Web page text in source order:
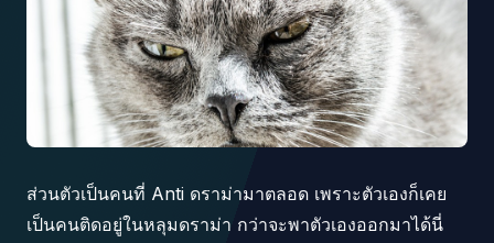
ส่วนตัวเป็นคนที่ Anti ดราม่ามาตลอด เพราะตัวเองก็เคย
เป็นคนติดอยู่ในหลุมดราม่า กว่าจะพาตัวเองออกมาได้นี่